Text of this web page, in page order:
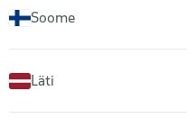
Soome
Läti